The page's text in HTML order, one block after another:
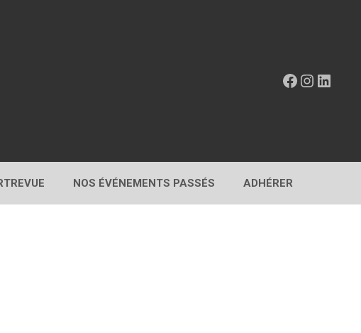
Facebook
NOS ÉVÉNEMENTS PASSÉS ADHÉRER